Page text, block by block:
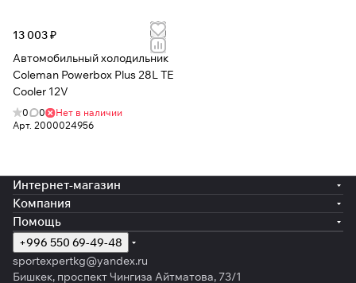
13 003 ₽
Автомобильный холодильник
Coleman Powerbox Plus 28L TE
Cooler 12V
0 0
Нет в наличии
Арт. 2000024956
Интернет-магазин
Компания
Помощь
+996 550 69-49-48
sportexpertkg@yandex.ru
Бишкек, проспект Чингиза Айтматова, 73/1